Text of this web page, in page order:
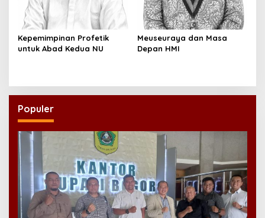
Kepemimpinan Profetik
untuk Abad Kedua NU
Meuseuraya dan Masa
Depan HMI
Populer